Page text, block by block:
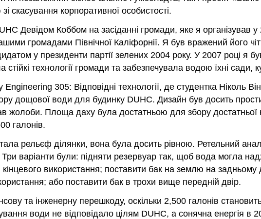
скасування корпоративної особистості.
Девідом Коббом на засіданні громади, яке я організував
громадами Північної Каліфорнії. Я був вражений його
у президенти партії зелених 2004 року. У 2007 році я
технології громади та забезпечувала водою їхні сади,
305: Відповідні технології, де студентка Ніколь
дощової води для будинку DUHC. Дизайн був досить
жолоби. Площа даху була достатньою для збору достатньої
галонів.
рельєф ділянки, вона була досить рівною. Ретельний
варіанти були: підняти резервуар так, щоб вода могла
використання; поставити бак на землю на задньому
або поставити бак в трохи вище передній двір.
та інженерну перешкоду, оскільки 2,500 галонів
води не відповідало цілям DUHC, а сонячна енергія в